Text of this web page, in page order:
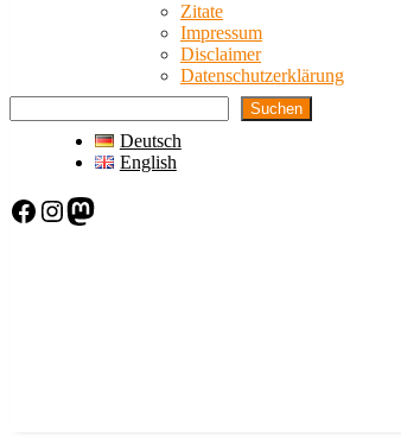
Zitate
Impressum
Disclaimer
Datenschutzerklärung
Suchen
Deutsch
English
Facebook Instagram Mastodon